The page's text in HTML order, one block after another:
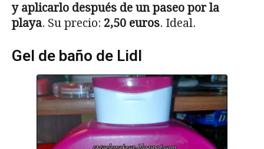
y aplicarlo después de un paseo por la
playa. Su precio: 2,50 euros. Ideal.
Gel de baño de Lidl